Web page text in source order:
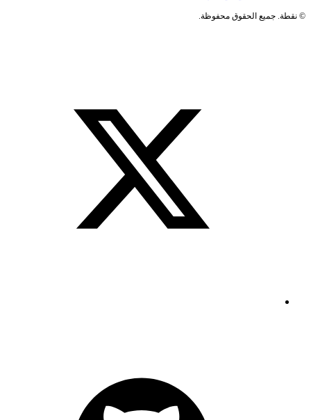
©نقطة. جميع الحقوق محفوظة.